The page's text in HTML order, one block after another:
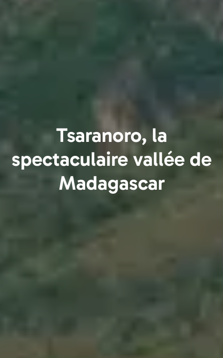
Tsaranoro, la
spectaculaire vallée de
Madagascar